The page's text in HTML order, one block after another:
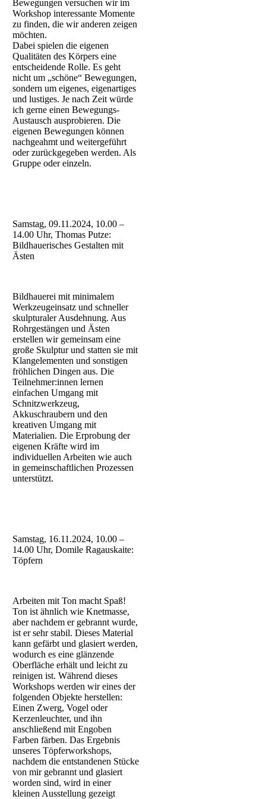
Bewegungen versuchen wir im
Workshop interessante Momente
zu finden, die wir anderen zeigen
möchten.
Dabei spielen die eigenen
Qualitäten des Körpers eine
entscheidende Rolle. Es geht
nicht um „schöne“ Bewegungen,
sondern um eigenes, eigenartiges
und lustiges. Je nach Zeit würde
ich gerne einen Bewegungs-
Austausch ausprobieren. Die
eigenen Bewegungen können
nachgeahmt und weitergeführt
oder zurückgegeben werden. Als
Gruppe oder einzeln.
Samstag, 09.11.2024, 10.00 –
14.00 Uhr, Thomas Putze:
Bildhauerisches Gestalten mit
Ästen
Bildhauerei mit minimalem
Werkzeugeinsatz und schneller
skulpturaler Ausdehnung. Aus
Rohrgestängen und Ästen
erstellen wir gemeinsam eine
große Skulptur und statten sie mit
Klangelementen und sonstigen
fröhlichen Dingen aus. Die
Teilnehmer:innen lernen
einfachen Umgang mit
Schnitzwerkzeug,
Akkuschraubern und den
kreativen Umgang mit
Materialien. Die Erprobung der
eigenen Kräfte wird im
individuellen Arbeiten wie auch
in gemeinschaftlichen Prozessen
unterstützt.
Samstag, 16.11.2024, 10.00 –
14.00 Uhr, Domile Ragauskaite:
Töpfern
Arbeiten mit Ton macht Spaß!
Ton ist ähnlich wie Knetmasse,
aber nachdem er gebrannt wurde,
ist er sehr stabil. Dieses Material
kann gefärbt und glasiert werden,
wodurch es eine glänzende
Oberfläche erhält und leicht zu
reinigen ist. Während dieses
Workshops werden wir eines der
folgenden Objekte herstellen:
Einen Zwerg, Vogel oder
Kerzenleuchter, und ihn
anschließend mit Engoben
Farben färben. Das Ergebnis
unseres Töpferworkshops,
nachdem die entstandenen Stücke
von mir gebrannt und glasiert
worden sind, wird in einer
kleinen Ausstellung gezeigt